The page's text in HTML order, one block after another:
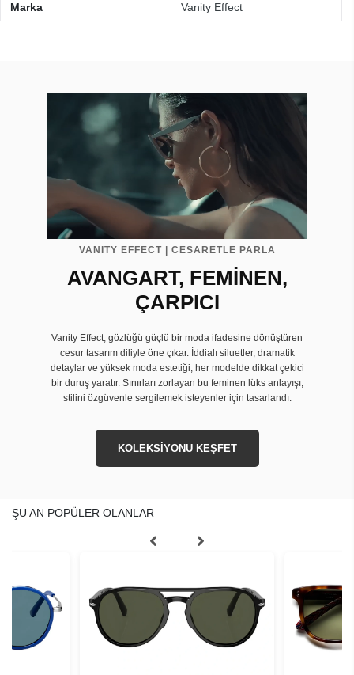
Marka Vanity Effect
VANITY EFFECT | CESARETLE PARLA
AVANGART, FEMİNEN,
ÇARPICI
Vanity Effect, gözlüğü güçlü bir moda ifadesine dönüştüren
cesur tasarım diliyle öne çıkar. İddialı siluetler, dramatik
detaylar ve yüksek moda estetiği; her modelde dikkat çekici
bir duruş yaratır. Sınırları zorlayan bu feminen lüks anlayışı,
stilini özgüvenle sergilemek isteyenler için tasarlandı.
KOLEKSİYONU KEŞFET
ŞU AN POPÜLER OLANLAR